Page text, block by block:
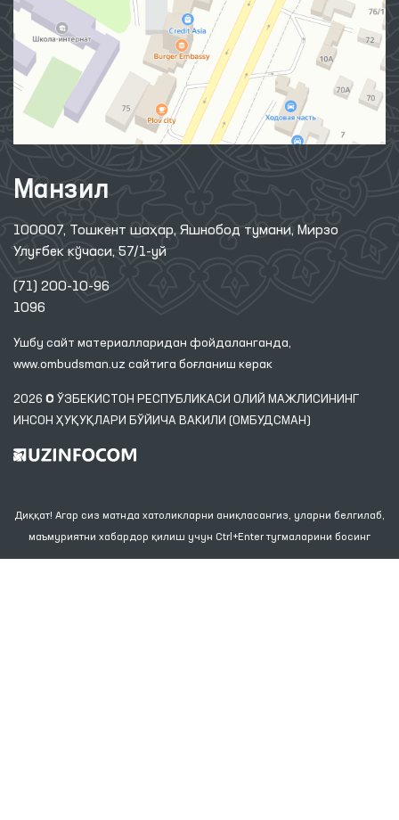
Манзил
100007, Тошкент шаҳар, Яшнобод тумани, Мирзо
Улуғбек кўчаси, 57/1-уй
(71) 200-10-96
1096
Ушбу сайт материалларидан фойдаланганда,
www.ombudsman.uz сайтига боғланиш керак
2026 © ЎЗБЕКИСТОН РЕСПУБЛИКАСИ ОЛИЙ МАЖЛИСИНИНГ
ИНСОН ҲУҚУҚЛАРИ БЎЙИЧА ВАКИЛИ (ОМБУДСМАН)
Диққат! Агар сиз матнда хатоликларни аниқласангиз, уларни белгилаб,
маъмуриятни хабардор қилиш учун Ctrl+Enter тугмаларини босинг